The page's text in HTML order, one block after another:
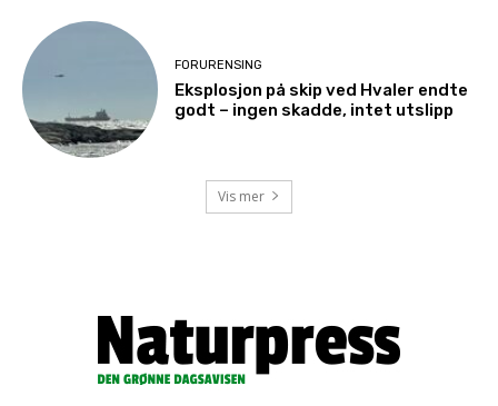
FORURENSING
Eksplosjon på skip ved Hvaler endte
godt – ingen skadde, intet utslipp
Vis mer